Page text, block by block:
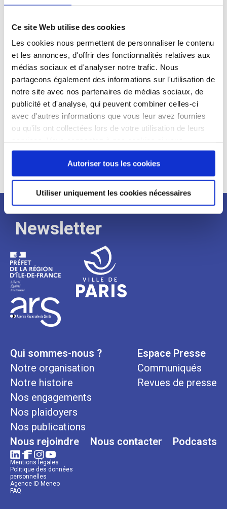
Ce site Web utilise des cookies
Les cookies nous permettent de personnaliser le contenu
et les annonces, d'offrir des fonctionnalités relatives aux
médias sociaux et d'analyser notre trafic. Nous
partageons également des informations sur l'utilisation de
notre site avec nos partenaires de médias sociaux, de
publicité et d'analyse, qui peuvent combiner celles-ci
avec d'autres informations que vous leur avez fournies
ou qu'ils ont collectées lors de votre utilisation de leurs
continuez à utiliser notre site Web.
Autoriser tous les cookies
Utiliser uniquement les cookies nécessaires
Qualifications et diplômes :
Profil recherché :
Expérience :
Processus
de
recrutement
Newsletter
Qui sommes-nous ?
Notre organisation
Notre histoire
Nos engagements
Nos plaidoyers
Nos publications
Espace Presse
Communiqués
Revues de presse
Nous rejoindre Nous contacter Podcasts
Mentions légales
Politique des données
personnelles
Agence ID Meneo
FAQ